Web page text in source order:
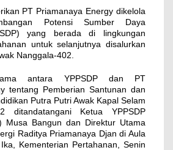
PT Priamanaya Energy dikelola
Potensi Sumber Daya
yang berada di lingkungan
untuk selanjutnya disalurkan
Nanggala-402.
antara YPPSDP dan PT
tentang Pemberian Santunan dan
Putra Putri Awak Kapal Selam
ditandatangani Ketua YPPSDP
Musa Bangun dan Direktur Utama
Raditya Priamanaya Djan di Aula
Kementerian Pertahanan, Senin